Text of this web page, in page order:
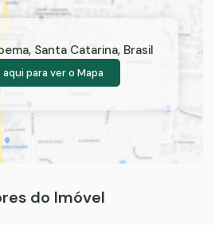
, Santa Catarina, Brasil
para ver o Mapa
do Imóvel